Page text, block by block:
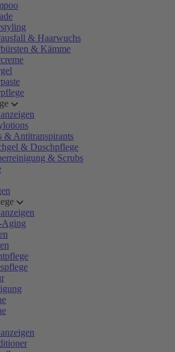
& Haarwuchs
& Kämme
& Antitranspirants
& Duschpflege
& Scrubs